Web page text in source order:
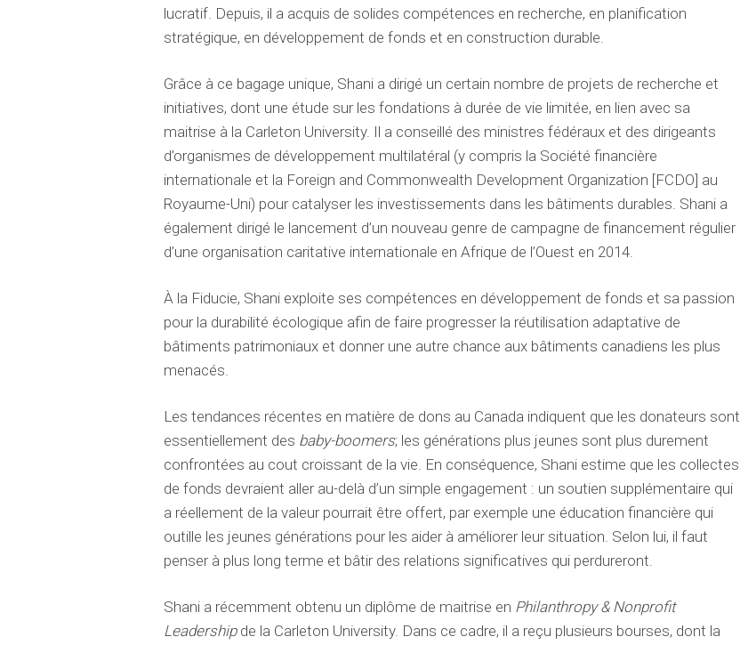
lucratif. Depuis, il a acquis de solides compétences en recherche, en planification
stratégique, en développement de fonds et en construction durable.
Grâce à ce bagage unique, Shani a dirigé un certain nombre de projets de recherche et
initiatives, dont une étude sur les fondations à durée de vie limitée, en lien avec sa
maitrise à la Carleton University. Il a conseillé des ministres fédéraux et des dirigeants
d’organismes de développement multilatéral (y compris la Société financière
internationale et la Foreign and Commonwealth Development Organization [FCDO] au
Royaume-Uni) pour catalyser les investissements dans les bâtiments durables. Shani a
également dirigé le lancement d’un nouveau genre de campagne de financement régulier
d’une organisation caritative internationale en Afrique de l’Ouest en 2014.
À la Fiducie, Shani exploite ses compétences en développement de fonds et sa passion
pour la durabilité écologique afin de faire progresser la réutilisation adaptative de
bâtiments patrimoniaux et donner une autre chance aux bâtiments canadiens les plus
menacés.
Les tendances récentes en matière de dons au Canada indiquent que les donateurs sont
essentiellement des baby-boomers; les générations plus jeunes sont plus durement
confrontées au cout croissant de la vie. En conséquence, Shani estime que les collectes
de fonds devraient aller au-delà d’un simple engagement : un soutien supplémentaire qui
a réellement de la valeur pourrait être offert, par exemple une éducation financière qui
outille les jeunes générations pour les aider à améliorer leur situation. Selon lui, il faut
penser à plus long terme et bâtir des relations significatives qui perdureront.
Shani a récemment obtenu un diplôme de maitrise en Philanthropy & Nonprofit
Leadershipde la Carleton University. Dans ce cadre, il a reçu plusieurs bourses, dont la